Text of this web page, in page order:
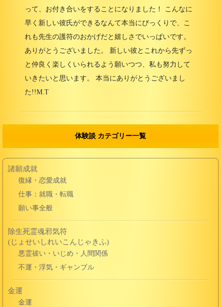
って、お付き合いをすることになりました！ こんなに
早く新しい彼氏ができるなんて本当にびっくりで、こ
れも先生の護符のおかげだと嬉しさでいっぱいです。
ありがとうございました。 新しい彼とこれから先ずっ
と仲良く楽しくいられるよう願いつつ、私も努力して
いきたいと思います。 本当にありがとうございまし
た!!M.T
体験談 カテゴリー一覧
諸願成就
復縁・恋愛成就
仕事：就職・転職
願い事全般
除生死霊魂邪気符
(じょせいしれいこんじゃきふ)
悪霊祓い・いじめ・人間関係
不運・浮気・ギャンブル
金運
金運